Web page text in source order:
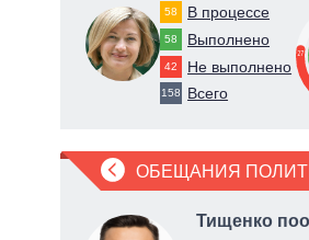
58 В процессе
58 Выполнено
42 Не выполнено
158 Всего
27
ОБЕЩАНИЯ
Тищенко